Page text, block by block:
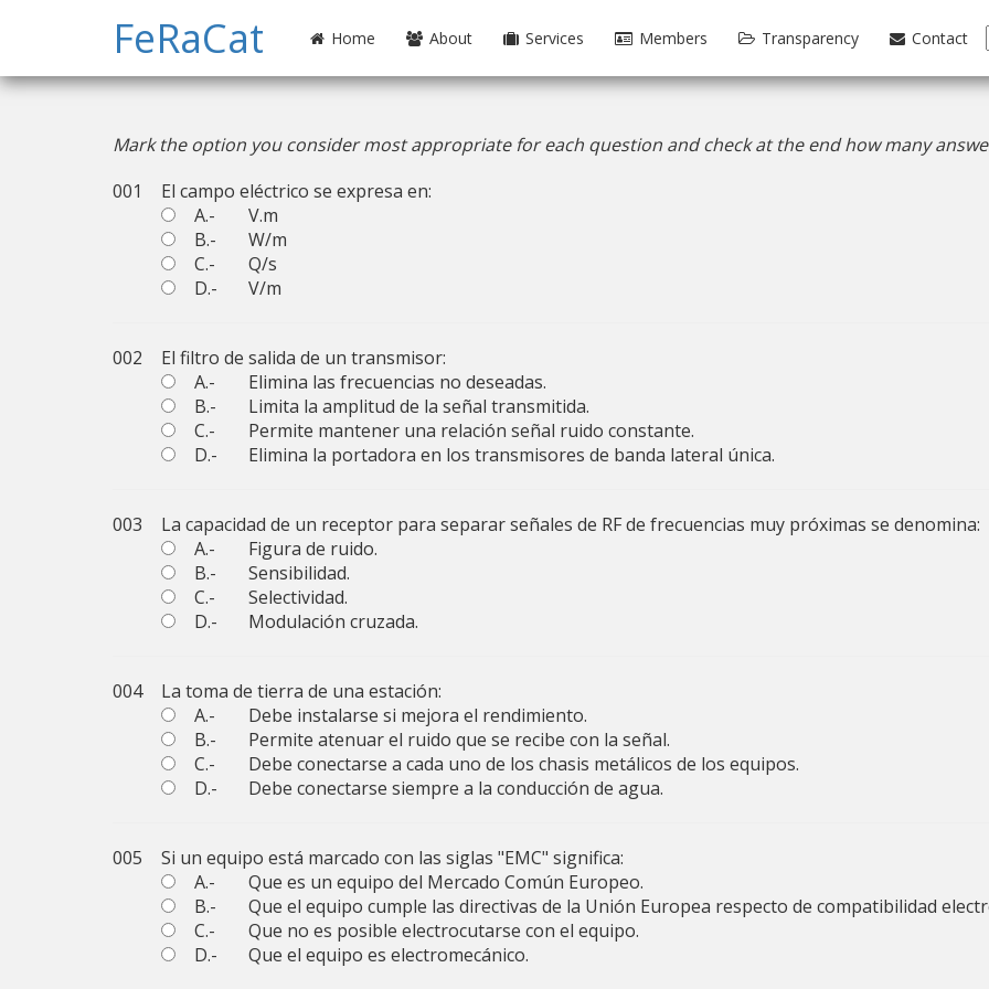
FeRaCat Home About Services Members Transparency Contact
Mark the option you consider most appropriate for each question and check at the end how many
001
El campo eléctrico se expresa en:
A.-
V.m
B.-
W/m
C.-
Q/s
D.-
V/m
002
El filtro de salida de un transmisor:
A.-
Elimina las frecuencias no deseadas.
B.-
Limita la amplitud de la señal transmitida.
C.-
Permite mantener una relación señal ruido constante.
D.-
Elimina la portadora en los transmisores de banda lateral única.
003
La capacidad de un receptor para separar señales de RF de frecuencias muy próximas se denomina:
A.-
Figura de ruido.
B.-
Sensibilidad.
C.-
Selectividad.
D.-
Modulación cruzada.
004
La toma de tierra de una estación:
A.-
Debe instalarse si mejora el rendimiento.
B.-
Permite atenuar el ruido que se recibe con la señal.
C.-
Debe conectarse a cada uno de los chasis metálicos de los equipos.
D.-
Debe conectarse siempre a la conducción de agua.
005
Si un equipo está marcado con las siglas "EMC" significa:
A.-
Que es un equipo del Mercado Común Europeo.
B.-
Que el equipo cumple las directivas de la Unión Europea respecto de compatibilidad
C.-
Que no es posible electrocutarse con el equipo.
D.-
Que el equipo es electromecánico.